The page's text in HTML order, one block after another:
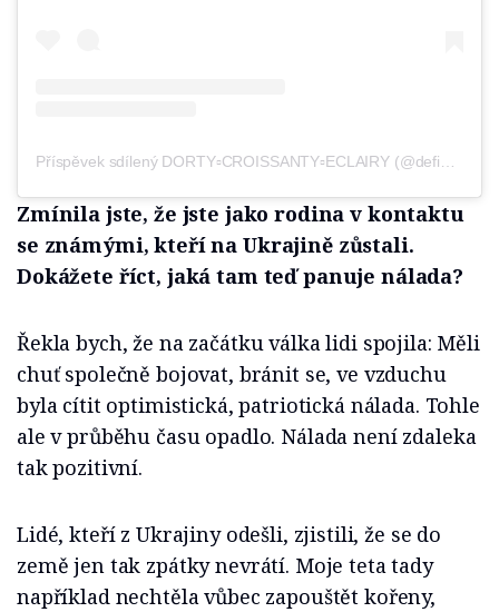
Zmínila jste, že jste jako rodina v kontaktu
se známými, kteří na Ukrajině zůstali.
Dokážete říct, jaká tam teď panuje nálada?
Řekla bych, že na začátku válka lidi spojila: Měli
chuť společně bojovat, bránit se, ve vzduchu
byla cítit optimistická, patriotická nálada. Tohle
ale v průběhu času opadlo. Nálada není zdaleka
tak pozitivní.
Lidé, kteří z Ukrajiny odešli, zjistili, že se do
země jen tak zpátky nevrátí. Moje teta tady
například nechtěla vůbec zapouštět kořeny,